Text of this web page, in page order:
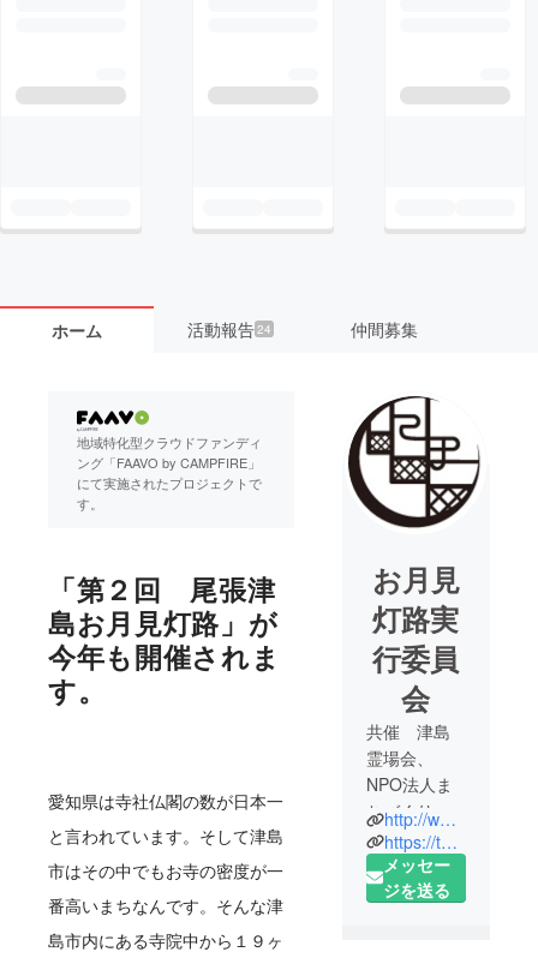
ホーム 活動報告24 仲間募集
地域特化型クラウドファンディ
ング「FAAVO by CAMPFIRE」
にて実施されたプロジェクトで
す。
「第２回 尾張津
島お月見灯路」が
今年も開催されま
す。
愛知県は寺社仏閣の数が日本一
と言われています。そして津島
市はその中でもお寺の密度が一
番高いまちなんです。そんな津
島市内にある寺院中から１９ヶ
お月見
灯路実
行委員
会
共催 津島
霊場会、
NPO法人ま
ちづくり津
島
津島霊場会
プロフィー
http://www.npo-tsushima.org/otsukimi/
https://twitter.com/6r0xCedhY10AUc3
メッセー
ジを送る